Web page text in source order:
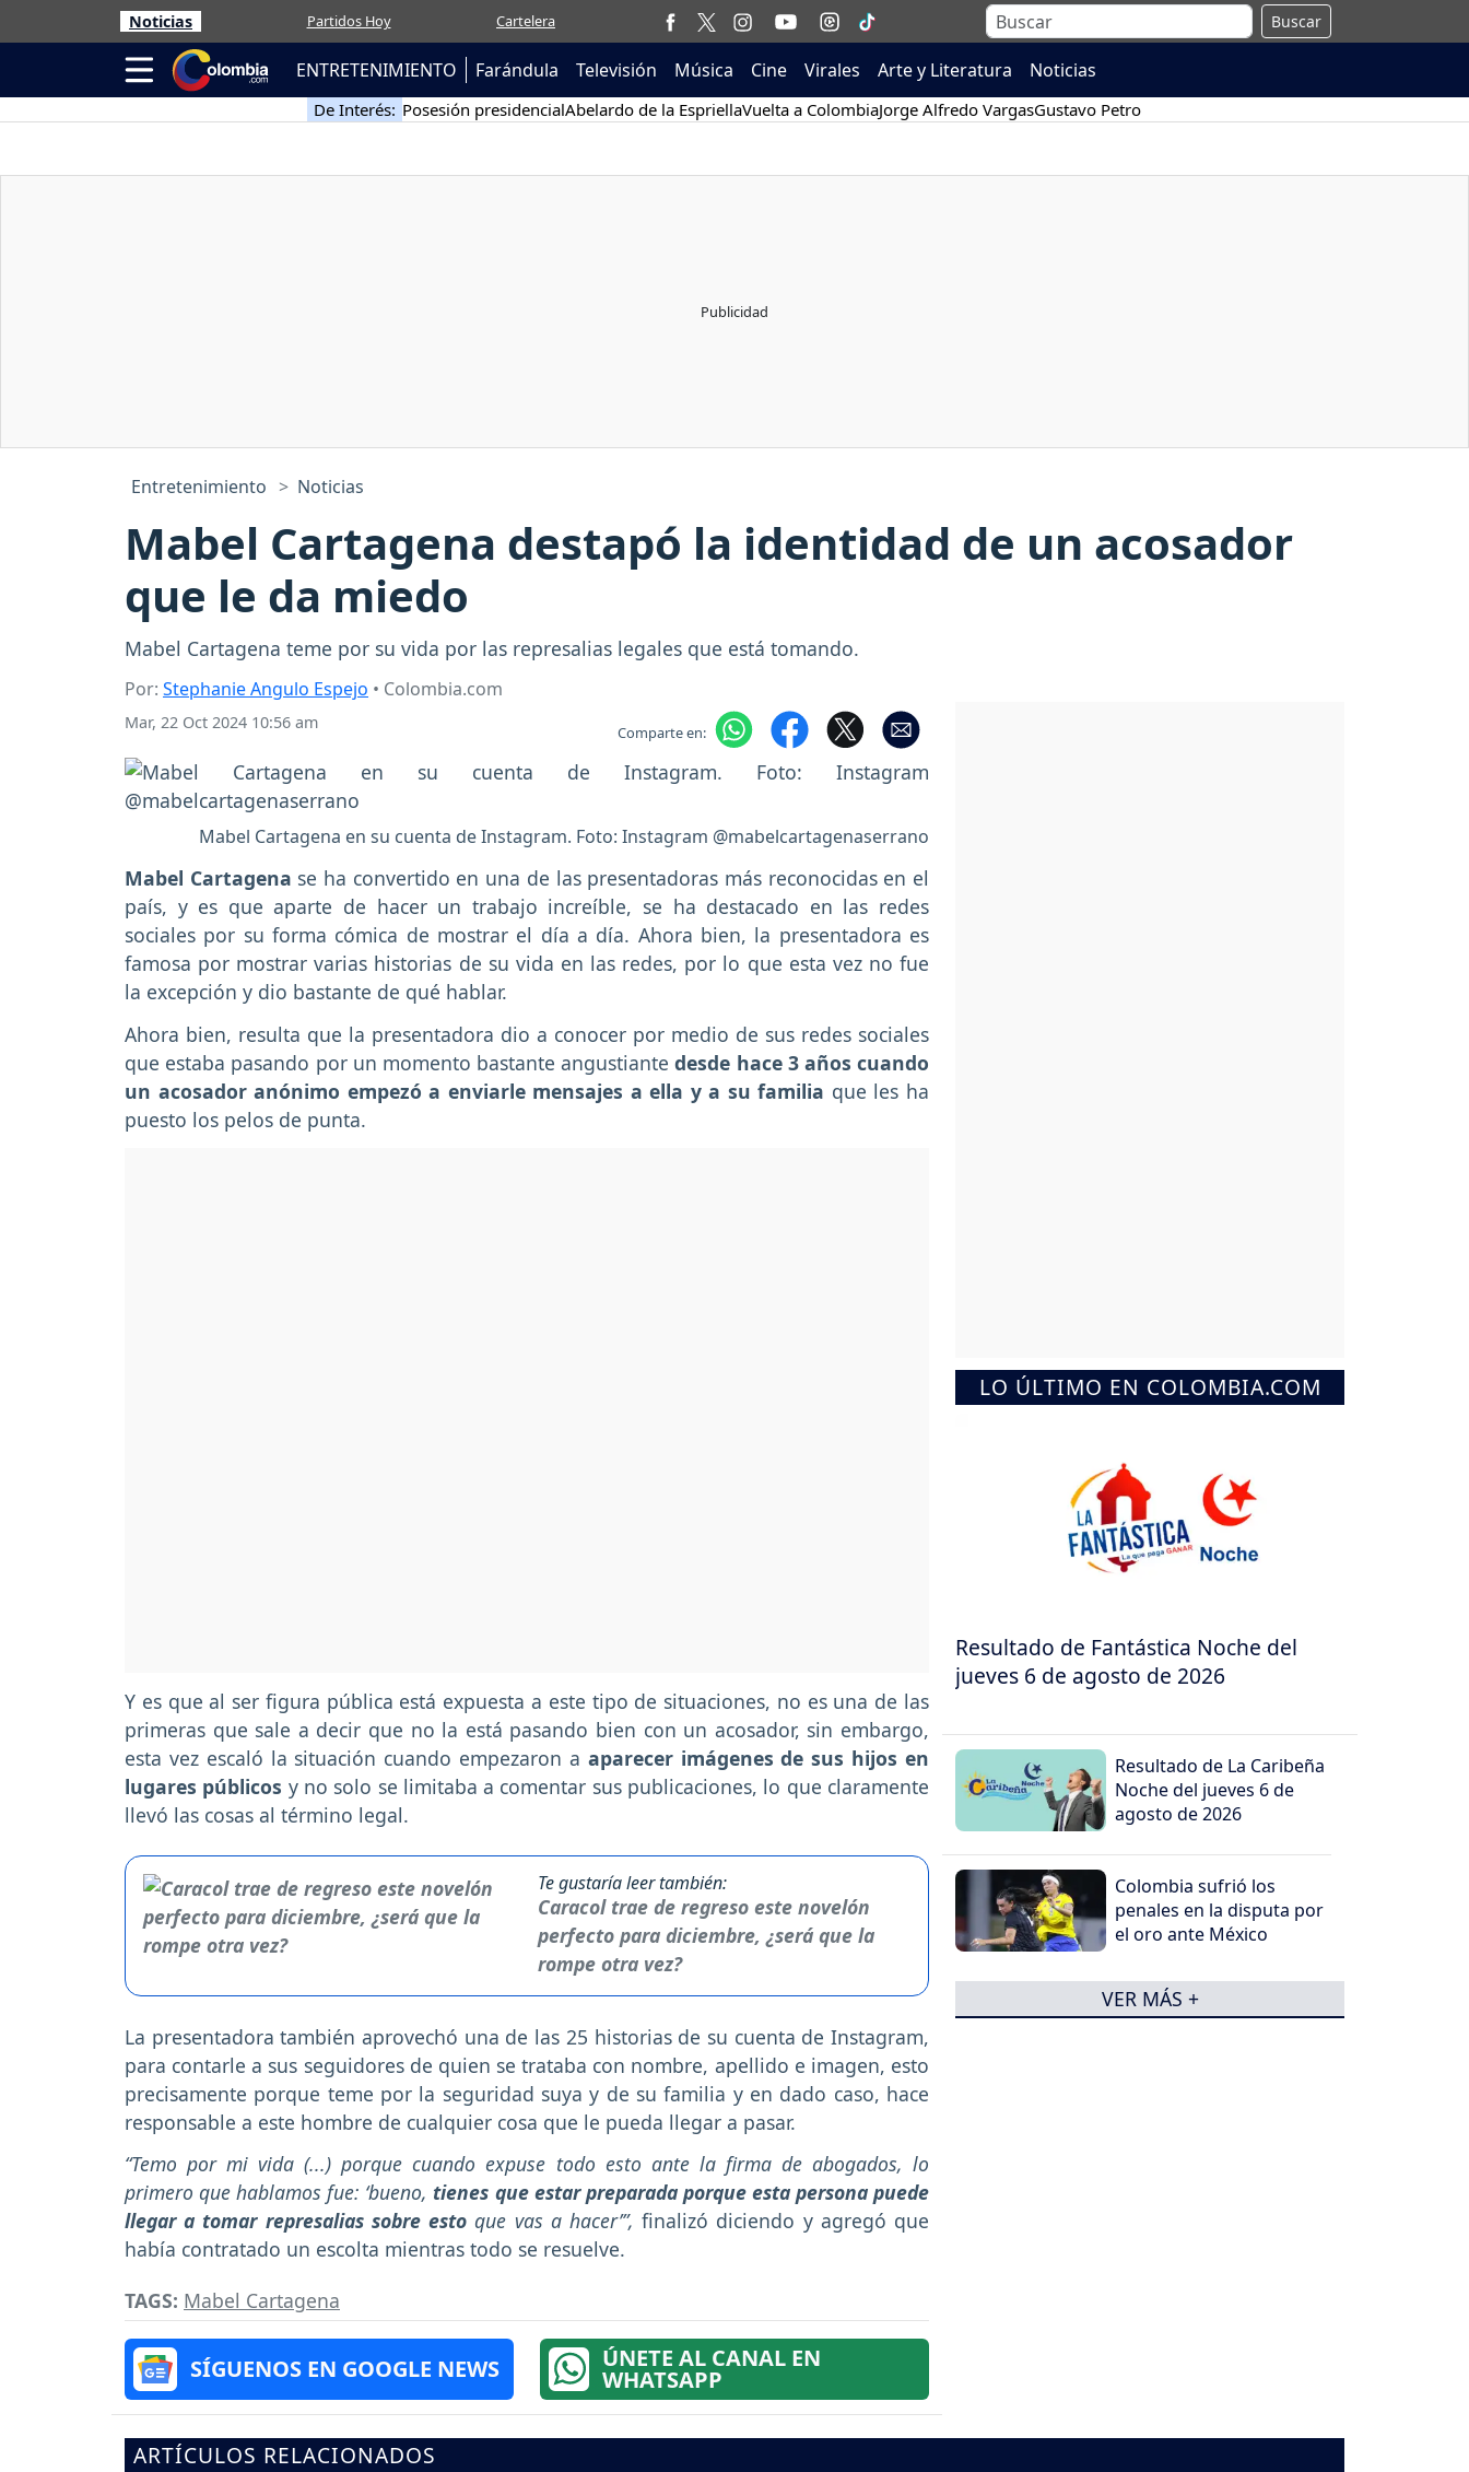
Noticias Partidos Hoy Cartelera Buscar
ENTRETENIMIENTO Farándula Televisión Música Cine Virales Arte y Literatura Noticias
De Interés: Posesión presidencialAbelardo de la EspriellaVuelta a ColombiaJorge Alfredo VargasGustavo Petro
Entretenimiento Noticias
Mabel Cartagena destapó la identidad de un acosador
que le da miedo
Mabel Cartagena teme por su vida por las represalias legales que está tomando.
Por: Stephanie Angulo Espejo • Colombia.com
Mar, 22 Oct 2024 10:56 am Comparte en:
Mabel Cartagena en su cuenta de Instagram. Foto: Instagram @mabelcartagenaserrano
Mabel Cartagena se ha convertido en una de las presentadoras más reconocidas en el
país, y es que aparte de hacer un trabajo increíble, se ha destacado en las redes
sociales por su forma cómica de mostrar el día a día. Ahora bien, la presentadora es
famosa por mostrar varias historias de su vida en las redes, por lo que esta vez no fue
la excepción y dio bastante de qué hablar.
Ahora bien, resulta que la presentadora dio a conocer por medio de sus redes sociales
que estaba pasando por un momento bastante angustiantedesde hace 3 años cuando
un acosador anónimo empezó a enviarle mensajes a ella y a su familia que les ha
puesto los pelos de punta.
Y es que al ser figura pública está expuesta a este tipo de situaciones, no es una de las
primeras que sale a decir que no la está pasando bien con un acosador, sin embargo,
esta vez escaló la situación cuando empezaron a aparecer imágenes de sus hijos en
lugares públicos y no solo se limitaba a comentar sus publicaciones, lo que claramente
llevó las cosas al término legal.
Te gustaría leer también:
Caracol trae de regreso este novelón
perfecto para diciembre, ¿será que la
rompe otra vez?
La presentadora también aprovechó una de las 25 historias de su cuenta de Instagram,
para contarle a sus seguidores de quien se trataba con nombre, apellido e imagen, esto
precisamente porque teme por la seguridad suya y de su familia y en dado caso, hace
responsable a este hombre de cualquier cosa que le pueda llegar a pasar.
“Temo por mi vida (...) porque cuando expuse todo esto ante la firma de abogados, lo
primero que hablamos fue: ‘bueno, tienes que estar preparada porque esta persona puede
llegar a tomar represalias sobre esto que vas a hacer’”, finalizó diciendo y agregó que
había contratado un escolta mientras todo se resuelve.
TAGS: Mabel Cartagena
SÍGUENOS EN GOOGLE NEWS ÚNETE AL CANAL EN
WHATSAPP
LO ÚLTIMO EN COLOMBIA.COM
Resultado de Fantástica Noche del
jueves 6 de agosto de 2026
Resultado de La Caribeña
Noche del jueves 6 de
agosto de 2026
Colombia sufrió los
penales en la disputa por
el oro ante México
VER MÁS +
ARTÍCULOS RELACIONADOS